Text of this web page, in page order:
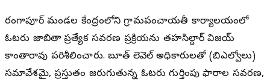
సారంగాపూర్ మండల కేంద్రంలోని గ్రామపంచాయతీ కార్యాలయంలో
ఓటరు జాబితా ప్రత్యేక సవరణ ప్రక్రియను తహసిల్దార్ విజయ్
కాంతారావు పరిశీలించారు. బూత్ లెవెల్ అధికారులతో (బిఎల్వోలు)
సమావేశమై, ప్రస్తుతం జరుగుతున్న ఓటరు గుర్తింపు ఫారాల సవరణ,